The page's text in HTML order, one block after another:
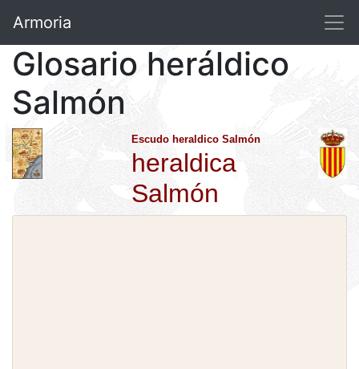
Armoria
Glosario heráldico
Salmón
Escudo heraldico Salmón
heraldica
Salmón